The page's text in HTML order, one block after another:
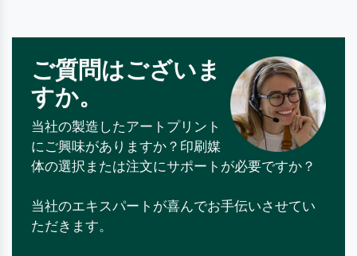
ご質問はございま
すか。
当社の製造したアートプリント
にご興味がありますか？印刷媒
体の選択または注文にサポートが必要ですか？
当社のエキスパートが喜んでお手伝いさせてい
ただきます。